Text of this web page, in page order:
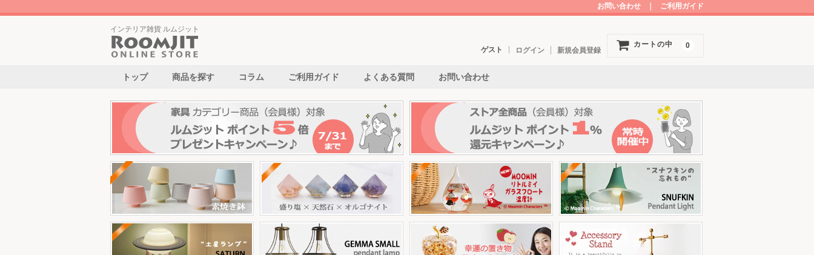
お問い合わせ ご利用ガイド
インテリア雑貨 ルムジット
カートの中 0
ゲスト ログイン 新規会員登録
トップ 商品を探す コラム ご利用ガイド よくある質問 お問い合わせ